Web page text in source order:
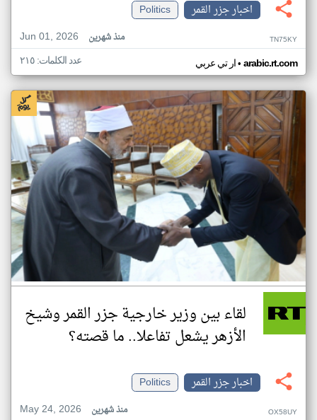
اخبار جزر القمر
Politics
Jun 01, 2026
منذ شهرين TN75KY
ار تي عربي• arabic.rt.com عدد الكلمات: ٢١٥
لقاء بين وزير خارجية جزر القمر وشيخ
الأزهر يشعل تفاعلا.. ما قصته؟
اخبار جزر القمر
Politics
May 24, 2026
منذ شهرين OX58UY